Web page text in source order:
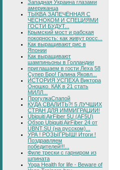
Западная Украина глазами
американца
ТЫКВА ЗАПЕЧЁННАЯ С
ЧЕСНОКОМ И СПЕЦИЯМИ
ГОСТИ БУДУТ...
Крымский мост и рабская
покорность: как живут росс...
Как выращивают рис в
Японии
Как выращивают
шампиньоны в Голландии
приглашаем в гости Леха 58
Супер Бро! Галина Яковл...
ИСТОРИЯ УСПЕХА Виктора
Оношко. КАК в 21 стать
МИЛЛ...
ПрогулкаСпапой
КУДА СВАЛИТЬ?! 5 ЛУЧШИХ
СТРАН ДЛЯ ИММИГРАЦИИ!
Ubiquiti AirFiber 5U (AF5U)
Обзор Ubiquiti AirFiber 24 от
UBNT.SU (на русском)...
УРА ! РОЗЫГРЫШ! Итоги !
Поздравляем
победителей!!!...
Филе трески с гарниром из
шпината
Yoga Health for life - Beware of